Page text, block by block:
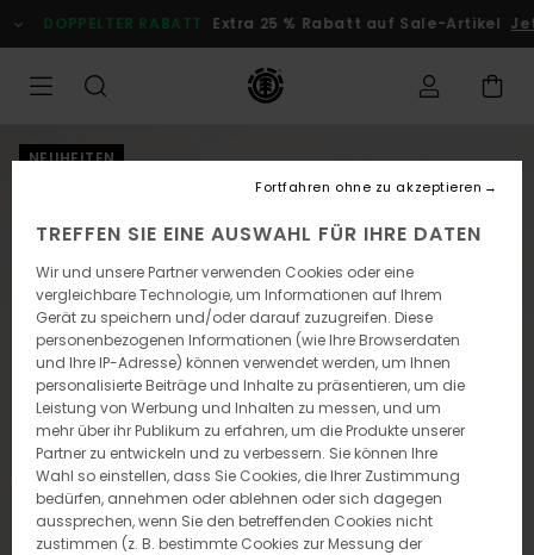
zur
Produktinformation
DOPPELTER RABATT Extra 25 % Rabatt auf Sale-Artikel
NEUHEITEN
TREFFEN SIE EINE AUSWAHL FÜR IHRE DATEN
Wir und unsere Partner verwenden Cookies oder eine
vergleichbare Technologie, um Informationen auf Ihrem
Gerät zu speichern und/oder darauf zuzugreifen. Diese
personenbezogenen Informationen (wie Ihre Browserdaten
und Ihre IP-Adresse) können verwendet werden, um Ihnen
personalisierte Beiträge und Inhalte zu präsentieren, um die
Leistung von Werbung und Inhalten zu messen, und um
mehr über ihr Publikum zu erfahren, um die Produkte unserer
Partner zu entwickeln und zu verbessern. Sie können Ihre
Wahl so einstellen, dass Sie Cookies, die Ihrer Zustimmung
bedürfen, annehmen oder ablehnen oder sich dagegen
aussprechen, wenn Sie den betreffenden Cookies nicht
zustimmen (z. B. bestimmte Cookies zur Messung der
Fortfahren ohne zu akzeptieren